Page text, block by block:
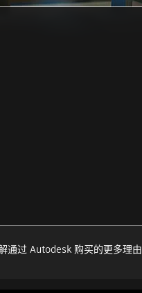
通过 Autodesk 购买的更多理由